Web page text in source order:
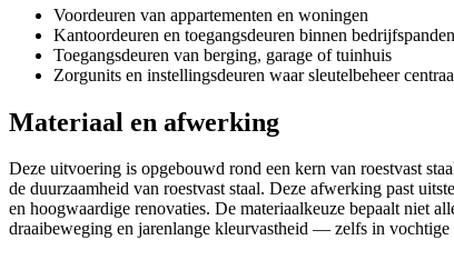
Voordeuren van appartementen en woningen
Kantoordeuren en toegangsdeuren binnen bedrijfspanden
Toegangsdeuren van berging, garage of tuinhuis
Zorgunits en instellingsdeuren waar sleutelbeheer
Materiaal en afwerking
Deze uitvoering is opgebouwd rond een kern van roestvast
de duurzaamheid van roestvast staal. Deze afwerking past
en hoogwaardige renovaties. De materiaalkeuze bepaalt niet
draaibeweging en jarenlange kleurvastheid — zelfs in vochtige